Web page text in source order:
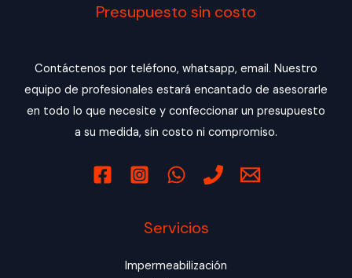
Presupuesto sin costo
Contáctenos por teléfono, whatsapp, email. Nuestro
equipo de profesionales estará encantado de asesorarle
en todo lo que necesite y confeccionar un presupuesto
a su medida, sin costo ni compromiso.
Servicios
Impermeabilización